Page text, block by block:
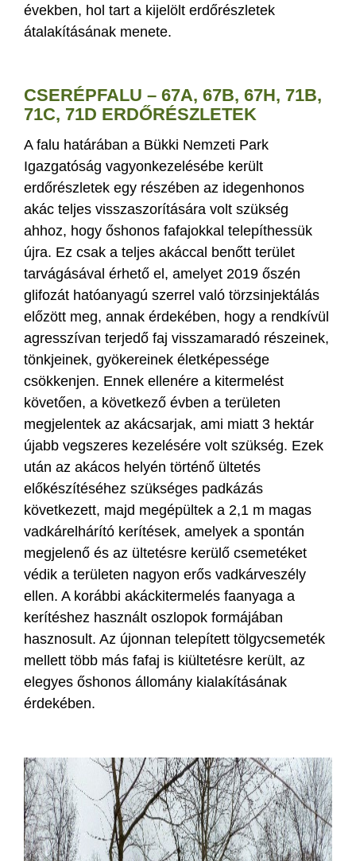
években, hol tart a kijelölt erdőrészletek
átalakításának menete.
CSERÉPFALU – 67A, 67B, 67H, 71B,
71C, 71D ERDŐRÉSZLETEK
A falu határában a Bükki Nemzeti Park
Igazgatóság vagyonkezelésébe került
erdőrészletek egy részében az idegenhonos
akác teljes visszaszorítására volt szükség
ahhoz, hogy őshonos fafajokkal telepíthessük
újra. Ez csak a teljes akáccal benőtt terület
tarvágásával érhető el, amelyet 2019 őszén
glifozát hatóanyagú szerrel való törzsinjektálás
előzött meg, annak érdekében, hogy a rendkívül
agresszívan terjedő faj visszamaradó részeinek,
tönkjeinek, gyökereinek életképessége
csökkenjen. Ennek ellenére a kitermelést
követően, a következő évben a területen
megjelentek az akácsarjak, ami miatt 3 hektár
újabb vegszeres kezelésére volt szükség. Ezek
után az akácos helyén történő ültetés
előkészítéséhez szükséges padkázás
következett, majd megépültek a 2,1 m magas
vadkárelhárító kerítések, amelyek a spontán
megjelenő és az ültetésre kerülő csemetéket
védik a területen nagyon erős vadkárveszély
ellen. A korábbi akáckitermelés faanyaga a
kerítéshez használt oszlopok formájában
hasznosult. Az újonnan telepített tölgycsemeték
mellett több más fafaj is kiültetésre került, az
elegyes őshonos állomány kialakításának
érdekében.